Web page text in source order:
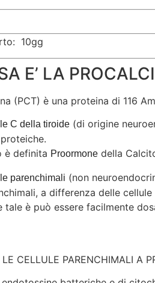
10gg
E’ LA
(PCT) è una proteina di 116
C della tiroide (di origine
è definita Proormone della
parenchimali (non
a differenza delle
tale è può essere facilmente
CELLULE PARENCHIMALI A